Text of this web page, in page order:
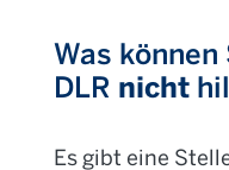
Was
DLR nicht
Es gibt eine